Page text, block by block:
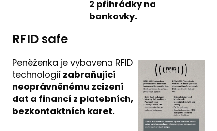
2 přihrádky na
bankovky.
RFID safe
Peněženka je vybavena RFID
technologií zabraňující
neoprávněnému zcizení
dat a financí z platebních,
bezkontaktních karet.